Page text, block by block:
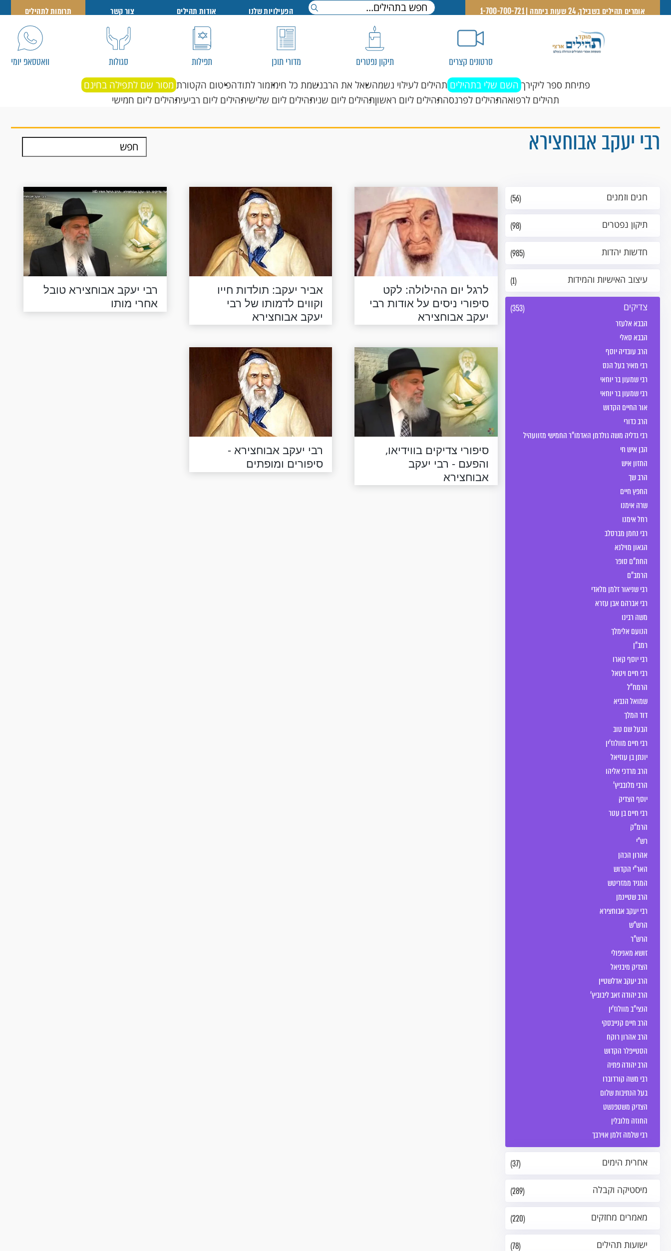
אומרים תהילים בשבילך, 24 שעות ביממה | 1-700-700-721 הפעילויות שלנו אודות תהילים צור קשר תרומות לתהילים
סרטונים קצרים תיקון נפטרים מדורי תוכן תפילות סגולות וואטסאפ יומי
פתיחת ספר ליקירך השם שלי בתהילים תהילים לעילוי נשמהשאל את הרבנשמת כל חימזמור לתודהפיטום הקטורת מסור שם לתפילה בחינם
תהילים לרפואהתהילים לפרנסהתהילים ליום ראשוןתהילים ליום שניתהילים ליום שלישיתהילים ליום רביעיתהילים ליום חמישי
רבי יעקב אבוחצירא
(56) חגים וזמנים
(98) תיקון נפטרים
(985) חדשות יהדות
(1) עיצוב האישיות והמידות
(353) צדיקים
הבבא אלעזר
הבבא סאלי
הרב עובדיה יוסף
רבי מאיר בעל הנס
רבי שמעון בר יוחאי
רבי שמעון בר יוחאי
אור החיים הקדוש
הרב כדורי
רבי גדליה משה גולדמן האדמו"ר החמישי מזוועהיל
הבן איש חי
החזון איש
הרב שך
החפץ חיים
שרה אימנו
רחל אימנו
רבי נחמן מברסלב
הגאון מוילנא
החת"ם סופר
הרמב"ם
רבי שניאור זלמן מלאדי
רבי אברהם אבן עזרא
משה רבינו
הנועם אלימלך
רמב"ן
רבי יוסף קארו
רבי חיים ויטאל
הרמח"ל
שמואל הנביא
דוד המלך
הבעל שם טוב
רבי חיים מוולוז’ין
יונתן בן עוזיאל
הרב מרדכי אליהו
הרבי מלובביץ'
יוסף הצדיק
רבי חיים בן עטר
הרמ"ק
רש"י
אהרון הכהן
האר"י הקדוש
המגיד ממזריטש
הרב שטיינמן
רבי יעקב אבוחצירא
הרש"ש
הרש"ר
זושא מאניפולי
הצדיק מיבניאל
הרב יעקב אדלשטיין
הרב יהודה זאב ליבוביץ'
הנצי"ב מוולוז'ין
הרב חיים קנייבסקי
הרב אהרון רוקח
הסטייפלר הקדוש
הרב יהודה פתיה
רבי משה קורדוברו
בעל הנתיבות שלום
הצדיק משטפנשט
החוזה מלובלין
רבי שלמה זלמן אוירבך
(37) אחרית הימים
(289) מיסטיקה וקבלה
(220) מאמרים מחזקים
(78) ישועות תהילים
לרגל יום ההילולה: לקט
סיפורי ניסים על אודות רבי
יעקב אבוחצירא
אביר יעקב: תולדות חייו
וקווים לדמותו של רבי
יעקב אבוחצירא
רבי יעקב אבוחצירא טובל
אחרי מותו
סיפורי צדיקים בווידיאו,
והפעם - רבי יעקב
אבוחצירא
רבי יעקב אבוחצירא -
סיפורים ומופתים